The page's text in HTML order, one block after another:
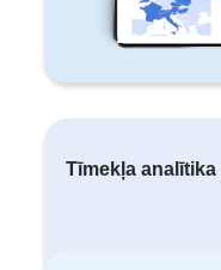
Tīmekļa analītika